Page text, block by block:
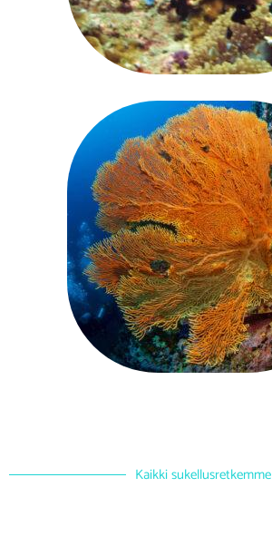
Kaikki sukellusretkemme